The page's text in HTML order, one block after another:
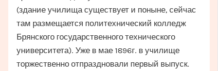
(здание училища существует и поныне, сейчас
там размещается политехнический колледж
Брянского государственного технического
университета). Уже в мае 1896г. в училище
торжественно отпраздновали первый выпуск.